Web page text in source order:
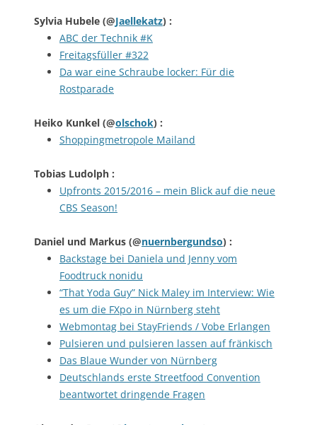
Sylvia Hubele (@Jaellekatz) :
ABC der Technik #K
Freitagsfüller #322
Da war eine Schraube locker: Für die
Rostparade
Heiko Kunkel (@olschok) :
Shoppingmetropole Mailand
Tobias Ludolph :
Upfronts 2015/2016 – mein Blick auf die neue
CBS Season!
Daniel und Markus (@nuernbergundso) :
Backstage bei Daniela und Jenny vom
Foodtruck nonidu
“That Yoda Guy” Nick Maley im Interview: Wie
es um die FXpo in Nürnberg steht
Webmontag bei StayFriends / Vobe Erlangen
Pulsieren und pulsieren lassen auf fränkisch
Das Blaue Wunder von Nürnberg
Deutschlands erste Streetfood Convention
beantwortet dringende Fragen